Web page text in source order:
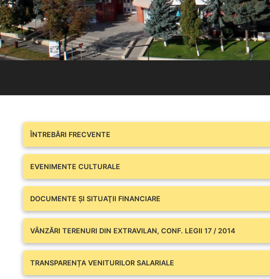
ÎNTREBĂRI FRECVENTE
EVENIMENTE CULTURALE
DOCUMENTE ŞI SITUAŢII FINANCIARE
VÂNZĂRI TERENURI DIN EXTRAVILAN, CONF. LEGII 17 / 2014
TRANSPARENȚA VENITURILOR SALARIALE